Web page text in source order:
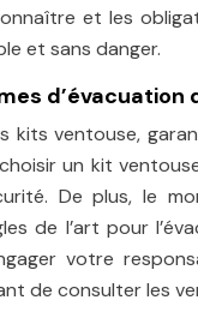
et les
et sans danger.
d’évacuation
kits ventouse,
un kit
De plus, le
de l’art pour
votre
de consulter les